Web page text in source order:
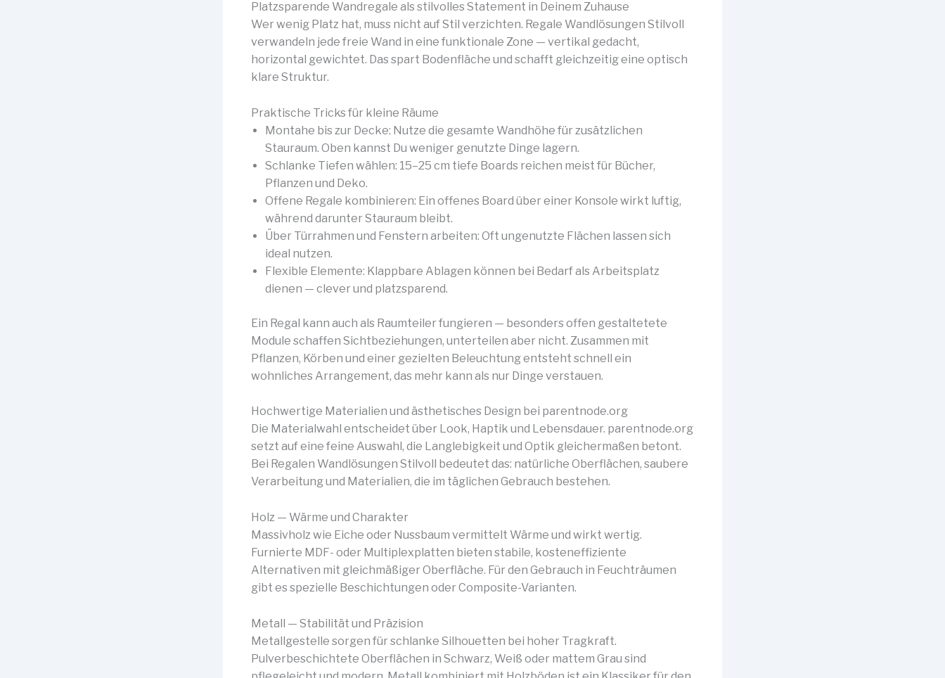
Platzsparende Wandregale als stilvolles Statement in Deinem Zuhause
Wer wenig Platz hat, muss nicht auf Stil verzichten. Regale Wandlösungen Stilvoll
verwandeln jede freie Wand in eine funktionale Zone — vertikal gedacht,
horizontal gewichtet. Das spart Bodenfläche und schafft gleichzeitig eine optisch
klare Struktur.
Praktische Tricks für kleine Räume
Montahe bis zur Decke: Nutze die gesamte Wandhöhe für zusätzlichen
Stauraum. Oben kannst Du weniger genutzte Dinge lagern.
Schlanke Tiefen wählen: 15–25 cm tiefe Boards reichen meist für Bücher,
Pflanzen und Deko.
Offene Regale kombinieren: Ein offenes Board über einer Konsole wirkt luftig,
während darunter Stauraum bleibt.
Über Türrahmen und Fenstern arbeiten: Oft ungenutzte Flächen lassen sich
ideal nutzen.
Flexible Elemente: Klappbare Ablagen können bei Bedarf als Arbeitsplatz
dienen — clever und platzsparend.
Ein Regal kann auch als Raumteiler fungieren — besonders offen gestaltetete
Module schaffen Sichtbeziehungen, unterteilen aber nicht. Zusammen mit
Pflanzen, Körben und einer gezielten Beleuchtung entsteht schnell ein
wohnliches Arrangement, das mehr kann als nur Dinge verstauen.
Hochwertige Materialien und ästhetisches Design bei parentnode.org
Die Materialwahl entscheidet über Look, Haptik und Lebensdauer. parentnode.org
setzt auf eine feine Auswahl, die Langlebigkeit und Optik gleichermaßen betont.
Bei Regalen Wandlösungen Stilvoll bedeutet das: natürliche Oberflächen, saubere
Verarbeitung und Materialien, die im täglichen Gebrauch bestehen.
Holz — Wärme und Charakter
Massivholz wie Eiche oder Nussbaum vermittelt Wärme und wirkt wertig.
Furnierte MDF- oder Multiplexplatten bieten stabile, kosteneffiziente
Alternativen mit gleichmäßiger Oberfläche. Für den Gebrauch in Feuchträumen
gibt es spezielle Beschichtungen oder Composite-Varianten.
Metall — Stabilität und Präzision
Metallgestelle sorgen für schlanke Silhouetten bei hoher Tragkraft.
Pulverbeschichtete Oberflächen in Schwarz, Weiß oder mattem Grau sind